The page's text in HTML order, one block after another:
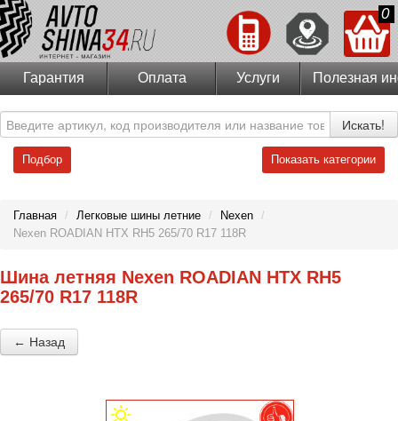
0
Гарантия Оплата Услуги Полезная
Искать!
Подбор Показать категории
Главная / Легковые шины летние / Nexen /
Nexen ROADIAN HTX RH5 265/70 R17 118R
Шина летняя Nexen ROADIAN HTX RH5
265/70 R17 118R
← Назад